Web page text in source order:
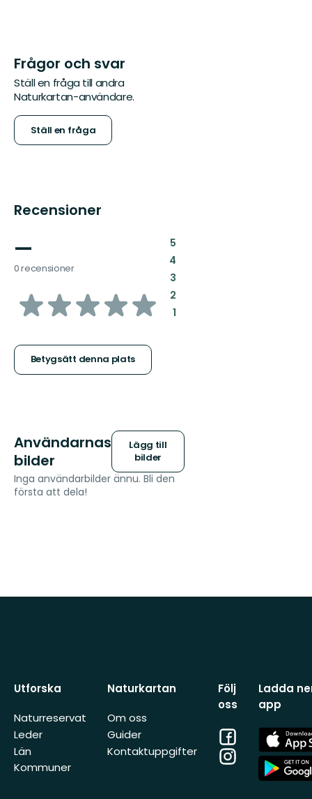
Frågor och svar
Ställ en fråga till andra
Naturkartan-användare.
Ställ en fråga
Recensioner
—
0 recensioner
av
stjärnor
Betygsätt denna plats
5:
4:
3:
2:
1:
Användarnas
bilder
Lägg till
bilder
Inga användarbilder ännu. Bli den
första att dela!
Utforska
Naturreservat
Leder
Län
Kommuner
Naturkartan
Om oss
Guider
Kontaktuppgifter
Följ
oss
Facebook
Instagram
Ladda
app
App
Store
App
Store